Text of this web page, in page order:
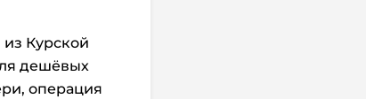
Курской
дешёвых
операция